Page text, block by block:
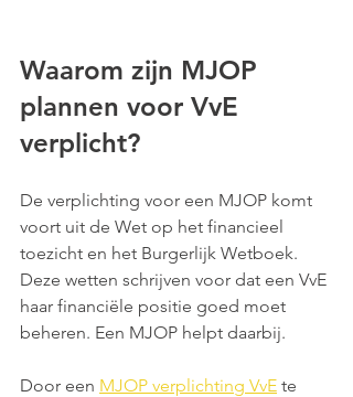
Waarom zijn MJOP
plannen voor VvE
verplicht?
De verplichting voor een MJOP komt
voort uit de Wet op het financieel
toezicht en het Burgerlijk Wetboek.
Deze wetten schrijven voor dat een VvE
haar financiële positie goed moet
beheren. Een MJOP helpt daarbij.
Door een MJOP verplichting VvE te